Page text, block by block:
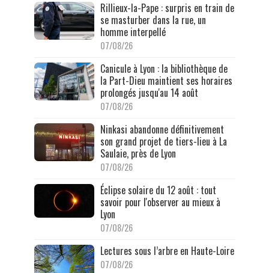
Rillieux-la-Pape : surpris en train de
se masturber dans la rue, un
homme interpellé
07/08/26
Canicule à Lyon : la bibliothèque de
la Part-Dieu maintient ses horaires
prolongés jusqu'au 14 août
07/08/26
Ninkasi abandonne définitivement
son grand projet de tiers-lieu à La
Saulaie, près de Lyon
07/08/26
Éclipse solaire du 12 août : tout
savoir pour l'observer au mieux à
Lyon
07/08/26
Lectures sous l’arbre en Haute-Loire
07/08/26